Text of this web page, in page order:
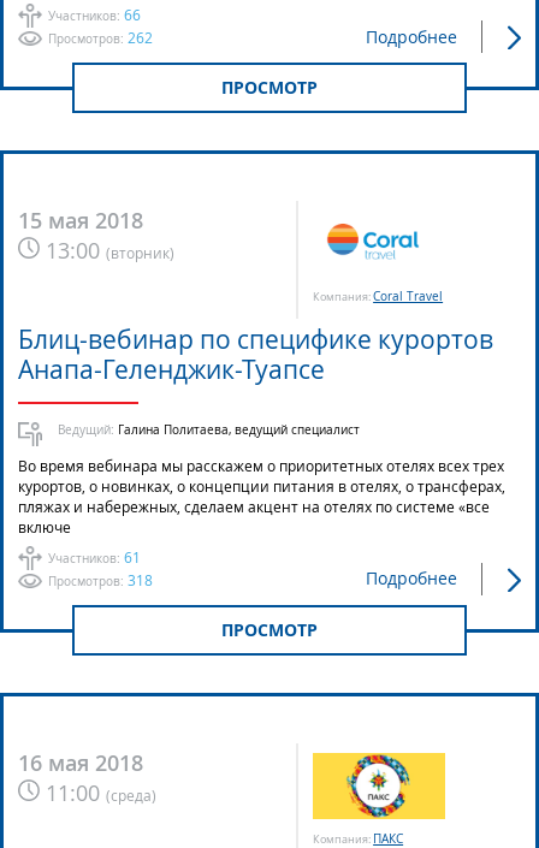
Участников: 66
Просмотров: 262 Подробнее
ПРОСМОТР
15 мая 2018
13:00 (вторник)
Компания:Coral Travel
Участников: 61
Просмотров: 318
Блиц-вебинар по специфике курортов
Анапа-Геленджик-Туапсе
Ведущий: Галина Политаева, ведущий специалист
Во время вебинара мы расскажем о приоритетных отелях всех трех
курортов, о новинках, о концепции питания в отелях, о трансферах,
пляжах и набережных, сделаем акцент на отелях по системе «все
включе
Подробнее
ПРОСМОТР
16 мая 2018
11:00 (среда)
Компания: ПАКС